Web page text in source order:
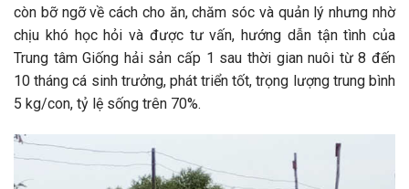
còn bỡ ngỡ về cách cho ăn, chăm sóc và quản lý nhưng nhờ
chịu khó học hỏi và được tư vấn, hướng dẫn tận tình của
Trung tâm Giống hải sản cấp 1 sau thời gian nuôi từ 8 đến
10 tháng cá sinh trưởng, phát triển tốt, trọng lượng trung bình
5 kg/con, tỷ lệ sống trên 70%.